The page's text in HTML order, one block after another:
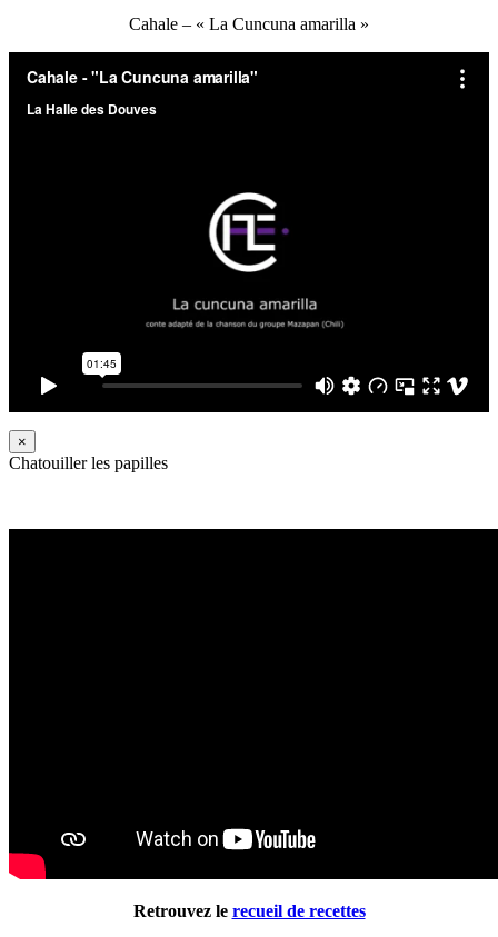
Cahale – « La Cuncuna amarilla »
×
Chatouiller les papilles
Retrouvez le recueil de recettes